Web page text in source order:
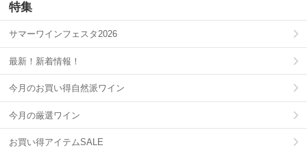
特集
サマーワインフェスタ2026
最新！新着情報！
今月のお買い得自然派ワイン
今月の厳選ワイン
お買い得アイテムSALE